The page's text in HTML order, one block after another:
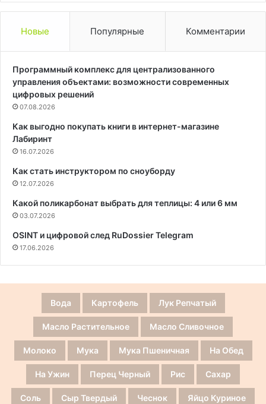
Новые Популярные Комментарии
Программный комплекс для централизованного
управления объектами: возможности современных
цифровых решений
07.08.2026
Как выгодно покупать книги в интернет-магазине
Лабиринт
16.07.2026
Как стать инструктором по сноуборду
12.07.2026
Какой поликарбонат выбрать для теплицы: 4 или 6 мм
03.07.2026
OSINT и цифровой след RuDossier Telegram
17.06.2026
Вода Картофель Лук Репчатый
Масло Растительное Масло Сливочное
Молоко Мука Мука Пшеничная На Обед
На Ужин Перец Черный Рис Сахар
Соль Сыр Твердый Чеснок Яйцо Куриное